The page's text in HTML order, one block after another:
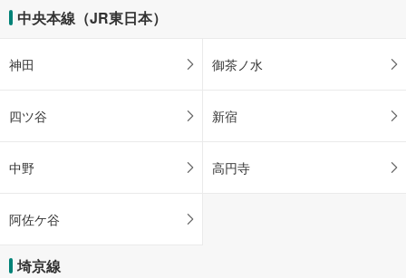
中央本線（JR東日本）
神田 御茶ノ水
四ツ谷 新宿
中野 高円寺
阿佐ケ谷
埼京線